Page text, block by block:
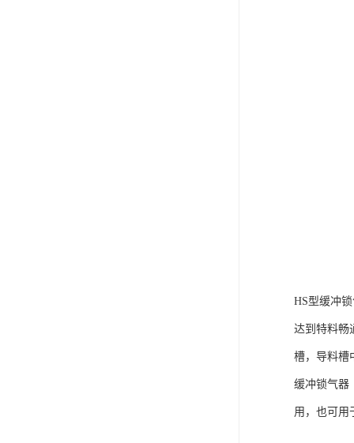
HS型缓冲
达到特料畅
槽，导料槽
缓冲锁气器
用，也可用